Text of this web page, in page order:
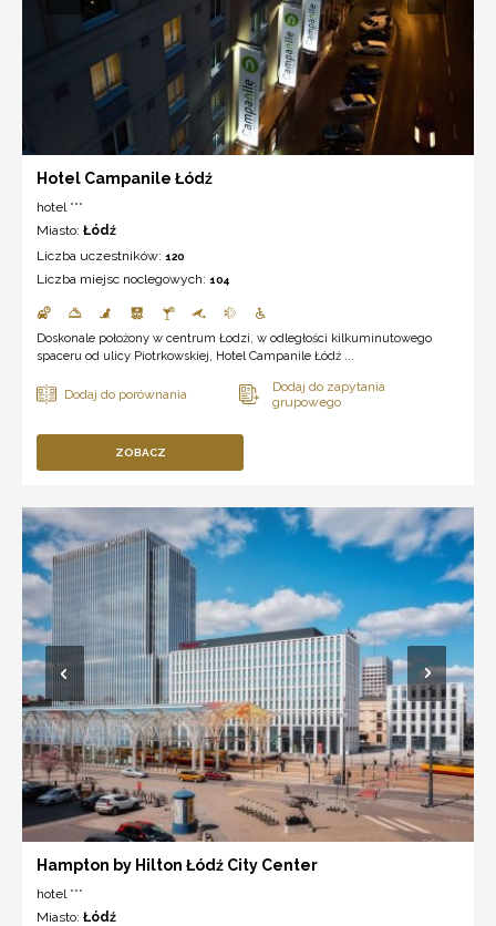
Hotel Campanile Łódź
hotel ***
Miasto: Łódź
Liczba uczestników: 120
Liczba miejsc noclegowych: 104
Doskonale położony w centrum Łodzi, w odległości kilkuminutowego
spaceru od ulicy Piotrkowskiej, Hotel Campanile Łódź ...
ZOBACZ
Hampton by Hilton Łódź City Center
hotel ***
Miasto: Łódź